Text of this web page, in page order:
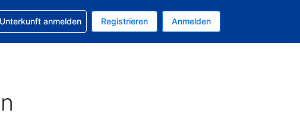
aktuelle Währung ist EUR
Ihre aktuelle Sprache ist Deutsch
Ihrer Buchung erhalten
anmelden Registrieren Anmelden